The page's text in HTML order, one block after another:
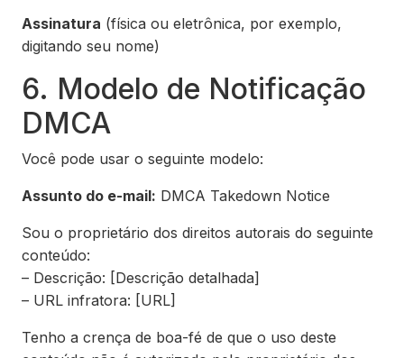
Assinatura (física ou eletrônica, por exemplo,
digitando seu nome)
6. Modelo de Notificação
DMCA
Você pode usar o seguinte modelo:
Assunto do e-mail: DMCA Takedown Notice
Sou o proprietário dos direitos autorais do seguinte
conteúdo:
– Descrição: [Descrição detalhada]
– URL infratora: [URL]
Tenho a crença de boa-fé de que o uso deste